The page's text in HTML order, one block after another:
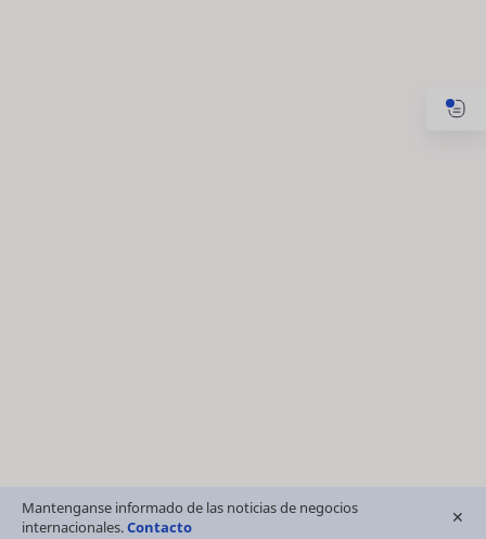
Mantenganse informado de las noticias de negocios
internacionales.Contacto